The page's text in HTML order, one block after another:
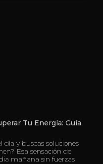
Tu Energía: Guía
día y buscas soluciones
Esa sensación de
mañana sin fuerzas